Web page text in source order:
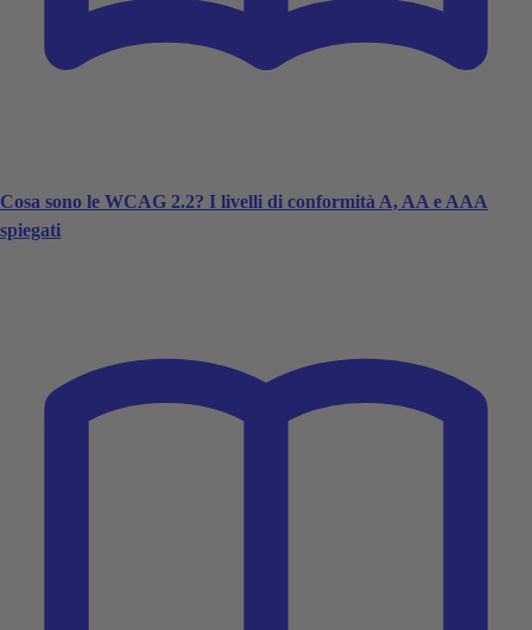
Cosa sono le WCAG 2.2? I livelli di conformità A, AA e AAA
spiegati